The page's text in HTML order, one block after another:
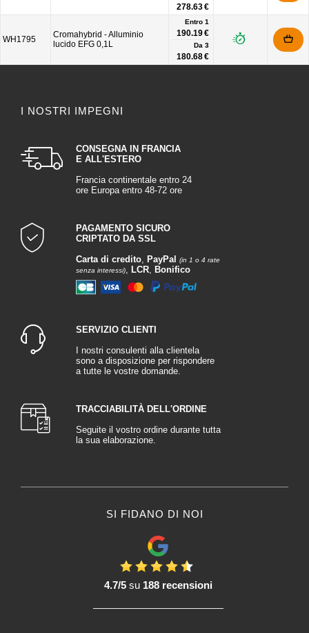
278.63 €
WH1795
Cromahybrid - Alluminio
lucido EFG 0,1L
Entro 1
190.19 €
Da 3
180.68 €
I NOSTRI IMPEGNI
CONSEGNA IN FRANCIA
E ALL'ESTERO
Francia continentale entro 24
ore Europa entro 48-72 ore
PAGAMENTO SICURO
CRIPTATO DA SSL
Carta di credito, PayPal
(in 1 o 4 rate
senza interessi), LCR, Bonifico
SERVIZIO CLIENTI
I nostri consulenti alla clientela
sono a disposizione per rispondere
a tutte le vostre domande.
TRACCIABILITÀ DELL'ORDINE
Seguite il vostro ordine durante tutta
la sua elaborazione.
SI FIDANO DI NOI
4.7/5su 188 recensioni